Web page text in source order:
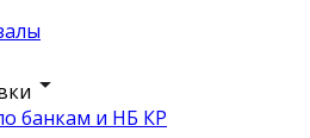
банкам и НБ КР